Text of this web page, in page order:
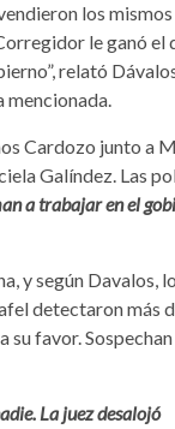
los
le ganó el
relató
mencionada.
Cardozo junto a
Galíndez. Las
a trabajar en el
y según Davalos,
detectaron más
su favor.
La juez desalojó